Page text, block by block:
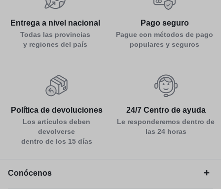
Entrega a nivel nacional
Todas las provincias
y regiones del país
Pago seguro
Pague con métodos de pago
populares y seguros
Política de devoluciones
Los artículos deben
devolverse
dentro de los 15 días
24/7 Centro de ayuda
Le responderemos dentro de
las 24 horas
Conócenos